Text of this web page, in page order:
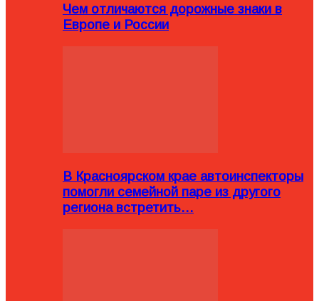
Чем отличаются дорожные знаки в
Европе и России
В Красноярском крае автоинспекторы
помогли семейной паре из другого
региона встретить…